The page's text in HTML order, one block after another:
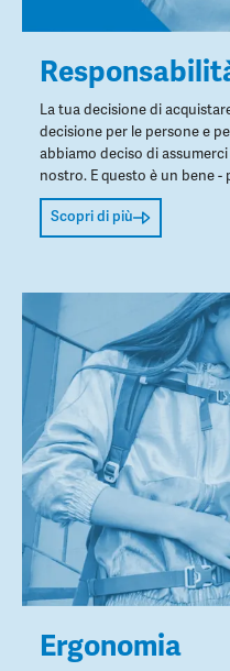
La tua decisione di
decisione per le persone e
abbiamo deciso di
nostro. E questo è un bene -
Scopri di più
Ergonomia